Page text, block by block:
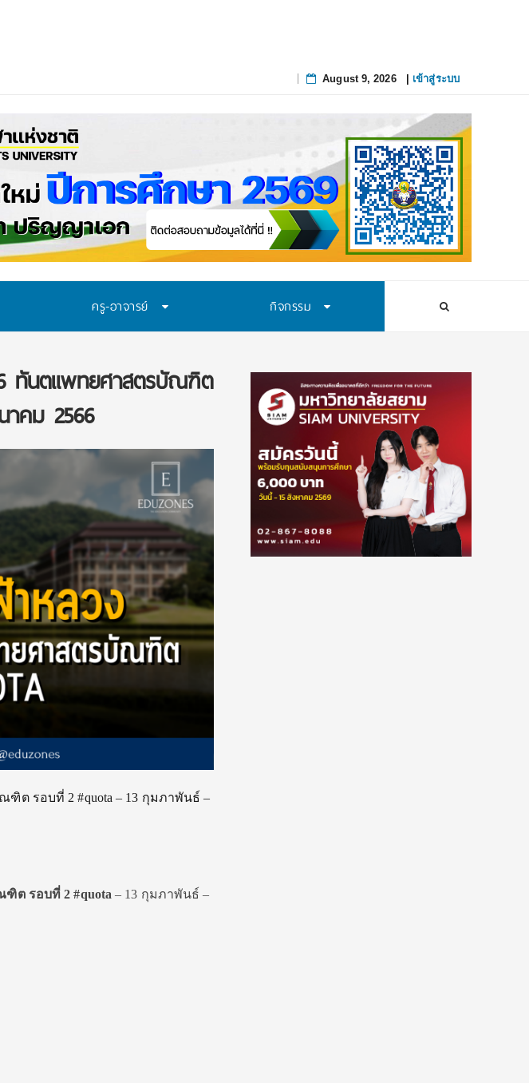
August 9, 2026| เข้าสู่ระบบ
ครู-อาจารย์ กิจกรรม
ทันตแพทยศาสตรบัณฑิต
คม 2566
ต รอบที่ 2 #quota – 13 กุมภาพันธ์ –
ต รอบที่ 2 #quota – 13 กุมภาพันธ์ –